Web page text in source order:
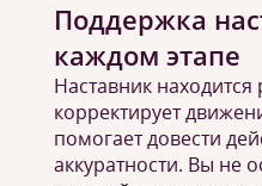
Поддержка
каждом этапе
Наставник
корректирует
помогает довести
аккуратности. Вы не